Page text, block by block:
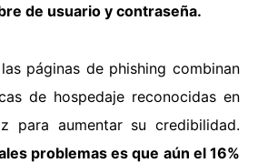
de usuario y contraseña.
páginas de phishing combinan
de hospedaje reconocidas en
para aumentar su credibilidad.
problemas es que aún el 16%